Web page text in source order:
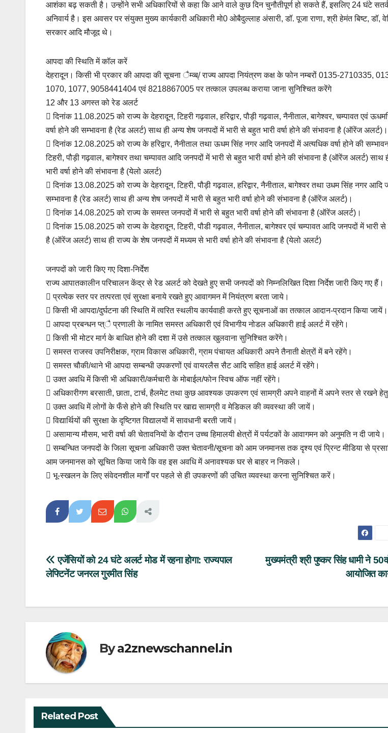
आशंका बढ़ सकती है। उन्होंने सभी अधिकारियों से कहा कि आने वाले कुछ दिन चुनौतीपूर्ण हो सकते हैं, इसलिए 24 घंटे
अनिवार्य है। इस अवसर पर संयुक्त मुख्य कार्यकारी अधिकारी मो0 ओबैदुल्लाह अंसारी, डॉ. पूजा राणा, श्री हेमंत बिष्ट, डॉ,
सरकार आदि मौजूद थे।
आपदा की स्थिति में कॉल करें
देहरादून। किसी भी प्रकार की आपदा की सूचना ैम्व्ब्/ राज्य आपदा नियंत्रण कक्ष के फोन नम्बरों 0135-2710335,
1070, 1077, 9058441404 एवं 8218867005 पर तत्काल उपलब्ध कराया जाना सुनिश्चित करेंगे
12 और 13 अगस्त को रेड अलर्ट
 दिनांक 11.08.2025 को राज्य के देहरादून, टिहरी गढ़वाल, हरिद्वार, पौड़ी गढ़वाल, नैनीताल, बागेश्वर, चम्पावत एवं
वर्षा होने की सम्भावना है (रेड अलर्ट) साथ ही अन्य शेष जनपदों में भारी से बहुत भारी वर्षा होने की संभावना है (ऑरेंज अलर्ट)।
 दिनांक 12.08.2025 को राज्य के हरिद्वार, नैनीताल तथा ऊधम सिंह नगर आदि जनपदों में अत्यधिक वर्षा होने की
टिहरी, पौड़ी गढ़वाल, बागेश्वर तथा चम्पावत आदि जनपदों में भारी से बहुत भारी वर्षा होने की संभावना है (ऑरेंज अलर्ट)
भारी वर्षा होने की संभावना है (येलो अलर्ट)
 दिनांक 13.08.2025 को राज्य के देहरादून, टिहरी, पौड़ी गढ़वाल, हरिद्वार, नैनीताल, बागेश्वर तथा उधम सिंह नगर आदि
सम्भावना है (रेड अलर्ट) साथ ही अन्य शेष जनपदों में भारी से बहुत भारी वर्षा होने की संभावना है (ऑरेंज अलर्ट)।
 दिनांक 14.08.2025 को राज्य के समस्त जनपदों में भारी से बहुत भारी वर्षा होने की संभावना है (ऑरेंज अलर्ट)।
 दिनांक 15.08.2025 को राज्य के देहरादून, टिहरी, पौडी गढ़वाल, नैनीताल, बागेश्वर एवं चम्पावत आदि जनपदों में भारी से
है (ऑरेंज अलर्ट) साथ ही राज्य के शेष जनपदों में मध्यम से भारी वर्षा होने की संभावना है (येलो अलर्ट)
जनपदों को जारी किए गए दिशा-निर्देश
राज्य आपातकालीन परिचालन केंद्र से रेड अलर्ट को देखते हुए सभी जनपदों को निम्नलिखित दिशा निर्देश जारी किए गए हैं।
 प्रत्येक स्तर पर तत्परता एवं सुरक्षा बनाये रखते हुए आवागमन में नियंत्रण बरता जाये।
 किसी भी आपदा/दुर्घटना की स्थिति में त्वरित स्थलीय कार्यवाही करते हुए सूचनाओं का तत्काल आदान-प्रदान किया जायें।
 आपदा प्रबन्धन प्त्ै प्रणाली के नामित समस्त अधिकारी एवं विभागीय नोडल अधिकारी हाई अलर्ट में रहेंगे।
 किसी भी मोटर मार्ग के बाधित होने की दशा में उसे तत्काल खुलवाना सुनिश्चित करेंगे।
 समस्त राजस्व उपनिरीक्षक, ग्राम विकास अधिकारी, ग्राम पंचायत अधिकारी अपने तैनाती क्षेत्रों में बने रहेंगे।
 समस्त चौकी/थाने भी आपदा सम्बन्धी उपकरणों एवं वायरलैस सैट आदि सहित हाई अलर्ट में रहेंगे।
 उक्त अवधि में किसी भी अधिकारी/कर्मचारी के मोबाईल/फोन स्विच ऑफ नहीं रहेंगे।
 अधिकारीगण बरसाती, छाता, टार्च, हैलमेट तथा कुछ आवश्यक उपकरण एवं सामग्री अपने वाहनों में अपने स्तर से रखने हेतु
 उक्त अवधि में लोगों के फँसे होने की स्थिति पर खाद्य सामग्री व मेडिकल की व्यवस्था की जायें।
 विद्यार्थियों की सुरक्षा के दृष्टिगत विद्यालयों में सावधानी बरती जायें।
 असामान्य मौसम, भारी वर्षा की चेतावनियों के दौरान उच्च हिमालयी क्षेत्रों में पर्यटकों के आवागमन को अनुमति न दी जाये।
 सम्बन्धित जनपदों के जिला सूचना अधिकारी उक्त चेतावनी/सूचना को आम जनमानस तक दृश्य एवं प्रिन्ट मीडिया से
आम जनमानस को सूचित किया जाये कि वह इस अवधि में अनावश्यक घर से बाहर न निकले।
 भू-स्खलन के लिए संवेदनशील मार्गों पर पहले से ही उपकरणों की उचित व्यवस्था करना सुनिश्चित करें।
Post
navigation
मुख्यमंत्री श्री पुष्कर सिंह धामी ने
आयोजित
एजेंसियों को 24 घंटे अलर्ट मोड में रहना होगा: राज्यपाल
लेफ्टिनेंट जनरल गुरमीत सिंह
Bya2znewschannel.in
Related Post